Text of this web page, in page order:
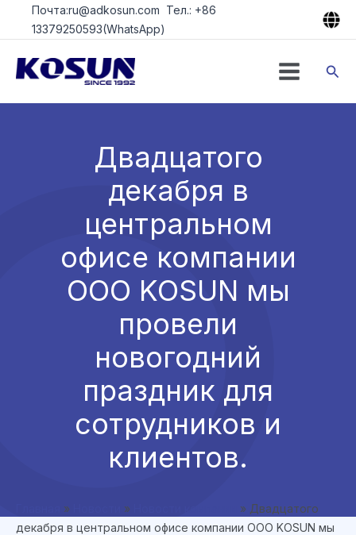
ПерейтиПочта:ru@adkosun.com Тел.: +86
13379250593(WhatsApp)
Двадцатого
декабря в
центральном
офисе компании
ООО KOSUN мы
провели
новогодний
праздник для
сотрудников и
клиентов.
» » » Двадцатого
декабря в центральном офисе компании ООО KOSUN мы